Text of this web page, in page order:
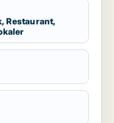
Restaurant,